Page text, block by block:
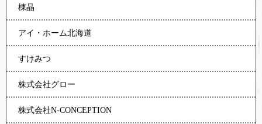
棟晶
アイ・ホーム北海道
すけみつ
株式会社グロー
株式会社N-CONCEPTION